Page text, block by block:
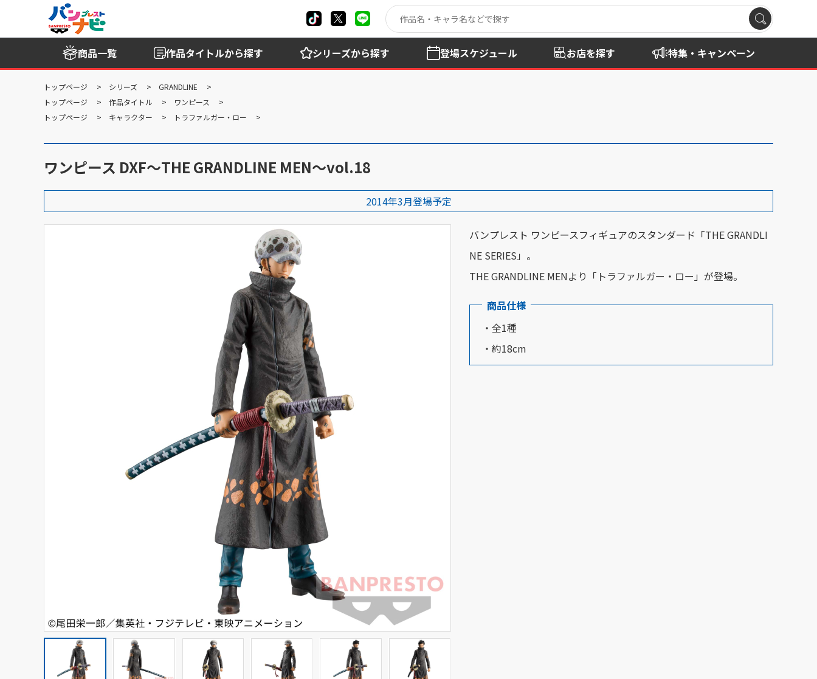
商品一覧 作品タイトルから探す シリーズから探す 登場スケジュール お店を探す 特集・キャンペーン
トップページ シリーズ
GRANDLINE
トップページ
作品タイトル
ワンピース
トップページ
キャラクター トラファルガー・ロー
ワンピース DXF～THE GRANDLINE MEN～vol.18
2014年3月登場予定
バンプレスト ワンピースフィギュアのスタンダード「THE GRANDLI
NE SERIES」。
THE GRANDLINE MENより「トラファルガー・ロー」が登場。
商品仕様
・全1種
・約18cm